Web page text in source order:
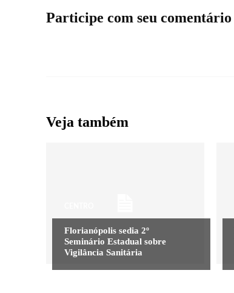
Participe com seu comentário
Veja também
Florianópolis sedia 2º
Seminário Estadual sobre
Vigilância Sanitária